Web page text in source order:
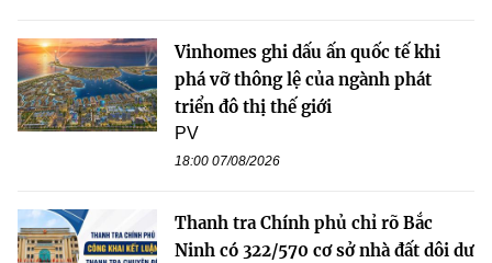
Vinhomes ghi dấu ấn quốc tế khi
phá vỡ thông lệ của ngành phát
triển đô thị thế giới
PV
18:00 07/08/2026
Thanh tra Chính phủ chỉ rõ Bắc
Ninh có 322/570 cơ sở nhà đất dôi dư